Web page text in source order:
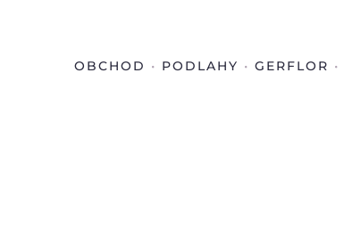
OBCHOD • PODLAHY • GERFLOR •